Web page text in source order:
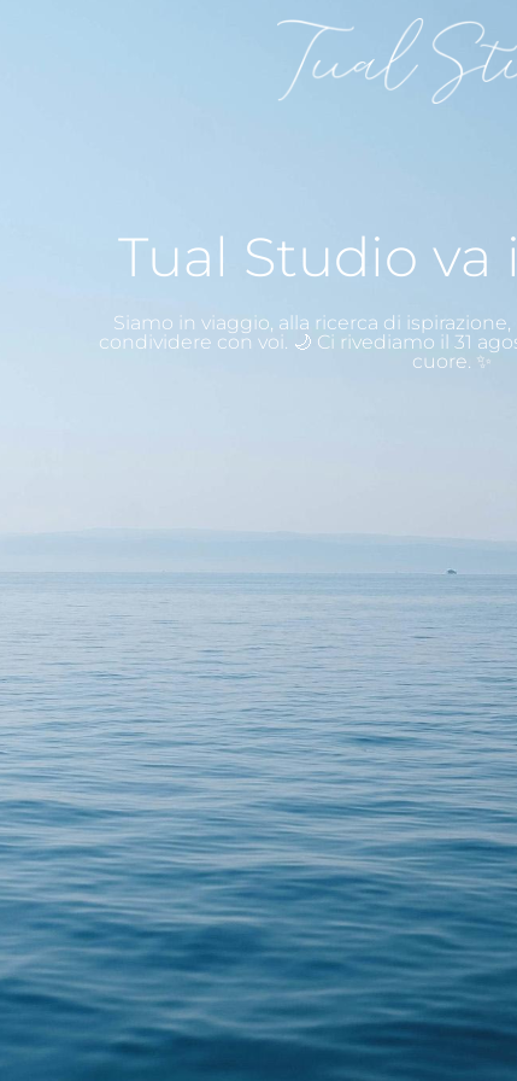
Tual Studio va
Siamo in viaggio, alla ricerca di
condividere con voi. 🌙 Ci rivediamo il 31
cuore. ✨